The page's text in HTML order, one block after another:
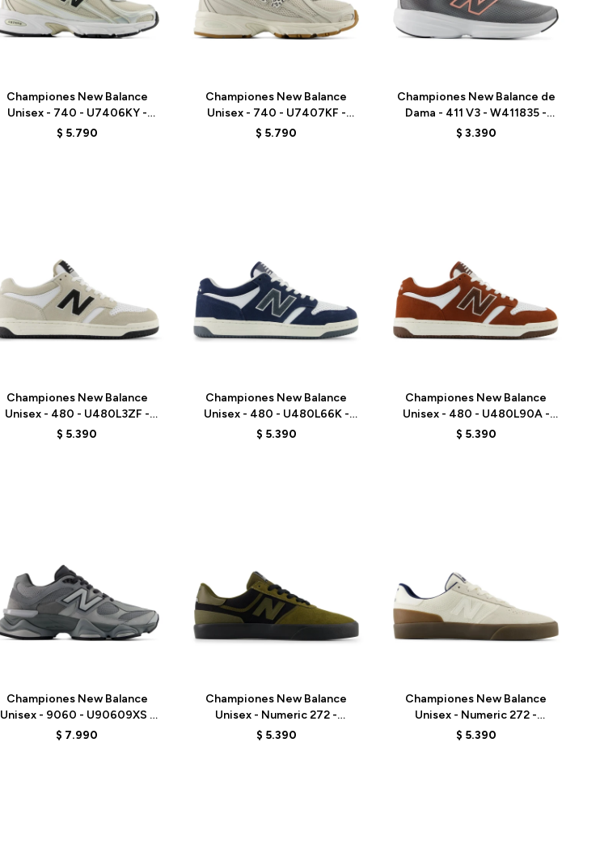
Championes New Balance
Unisex - 740 - U7406KY -
GREY/BEIGE
$ 5.790
Championes New Balance
Unisex - 740 - U7407KF -
GREY
$ 5.790
Championes New Balance de
Dama - 411 V3 - W411835 -
GREY
$ 3.390
Championes New Balance
Unisex - 480 - U480L3ZF -
GREY
$ 5.390
Championes New Balance
Unisex - 480 - U480L66K -
BLUE
$ 5.390
Championes New Balance
Unisex - 480 - U480L90A -
BROWN
$ 5.390
Championes New Balance
Unisex - 9060 - U90609XS -
GREY
$ 7.990
Championes New Balance
Unisex - Numeric 272 -
UN272BTT - OLIVE/BLACK
$ 5.390
Championes New Balance
Unisex - Numeric 272 -
UN272WDG - BEIGE
$ 5.390